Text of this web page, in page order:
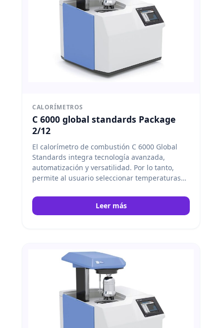
CALORÍMETROS
C 6000 global standards Package
2/12
El calorímetro de combustión C 6000 Global
Standards integra tecnología avanzada,
automatización y versatilidad. Por lo tanto,
permite al usuario seleccionar temperaturas
de medición, garantizando precisión y
eficiencia en cada análisis. IKA
Leer más